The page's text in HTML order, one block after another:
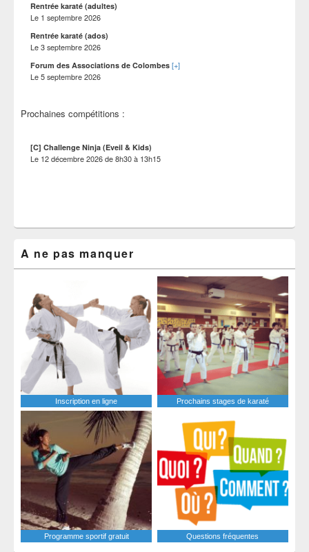
Rentrée karaté (adultes)
Le 1 septembre 2026
Rentrée karaté (ados)
Le3 septembre 2026
Forum des Associations de Colombes [+]
Le5 septembre 2026
Prochaines compétitions :
[C] Challenge Ninja (Eveil & Kids)
Le 12 décembre 2026de8h30à 13h15
A ne pas manquer
Inscription en ligne Prochains stages de karaté
Programme sportif gratuit Questions fréquentes